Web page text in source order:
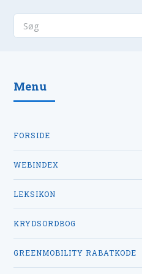
Menu
FORSIDE
WEBINDEX
LEKSIKON
KRYDSORDBOG
GREENMOBILITY RABATKODE